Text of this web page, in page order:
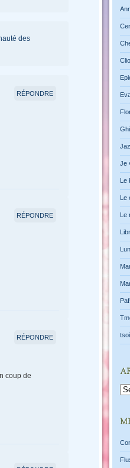
des
RÉPONDRE
RÉPONDRE
coup de
RÉPONDRE
Clio
Je
Le
Le
Le